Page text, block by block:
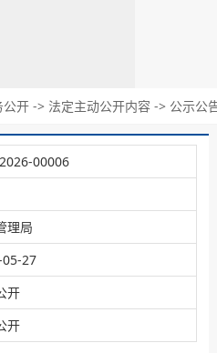
公开 -> 法定主动公开内容 -> 公示公
00006
理局
27
开
开